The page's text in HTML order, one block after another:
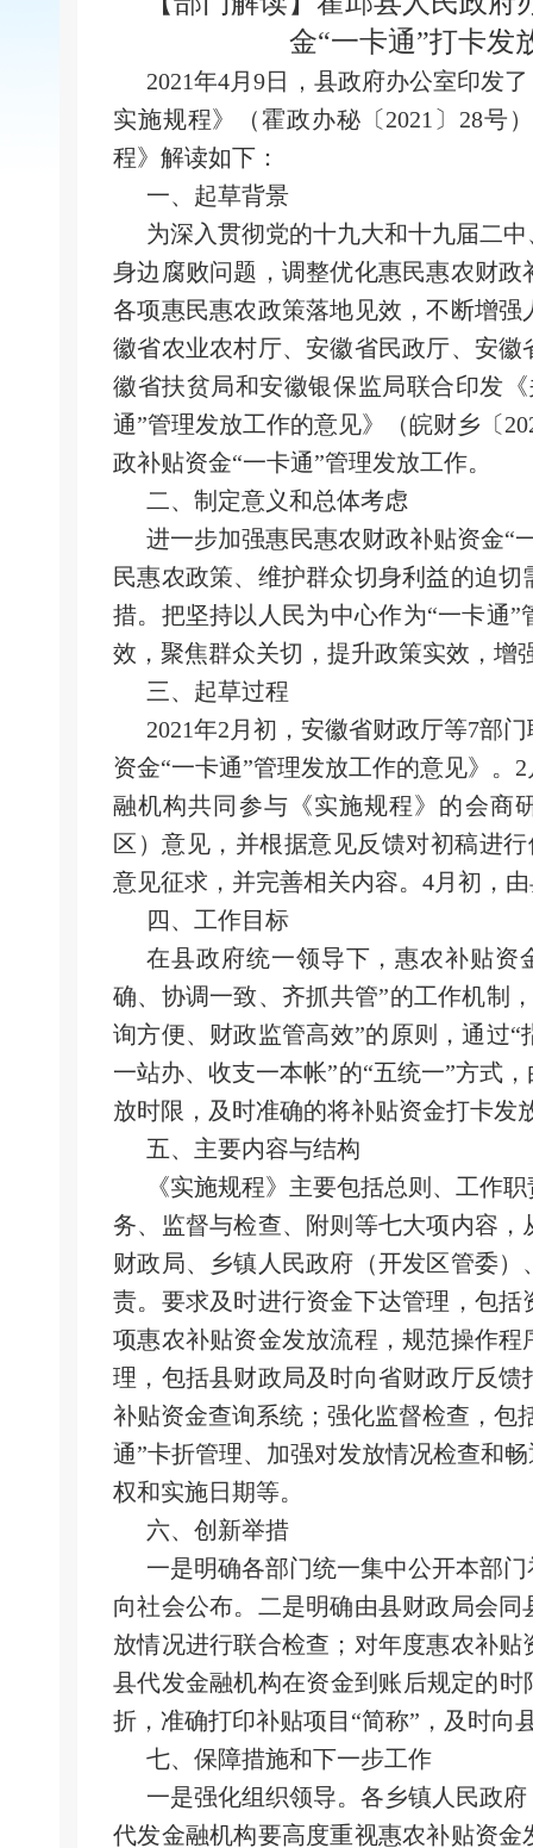
金“一卡通”打卡发
2021年4月9日，县政府办公室印发
实施规程》（霍政办秘〔2021〕28号
程》解读如下：
一、 起草背景
为深入贯彻党的十九大和十九届二
身边腐败问题，调整优化惠民惠农财
各项惠民惠农政策落地见效，不断增
徽省农业农村厅、安徽省民政厅、安
徽省扶贫局和安徽银保监局联合印发
通”管理发放工作的意见》（皖财乡〔
政补贴资金“一卡通”管理发放工作。
二、 制定意义和总体考虑
进一步加强惠民惠农财政补贴资金“
民惠农政策、维护群众切身利益的迫
措。把坚持以人民为中心作为“一卡通
效，聚焦群众关切，提升政策实效，增
三、 起草过程
2021年2月初，安徽省财政厅等7部
资金“一卡通”管理发放工作的意见》。
融机构共同参与《实施规程》的会商
区）意见，并根据意见反馈对初稿进
意见征求，并完善相关内容。4月初，
四、 工作目标
在县政府统一领导下，惠农补贴资
确、协调一致、齐抓共管”的工作机制
询方便、财政监管高效”的原则，通过
一站办、收支一本帐”的“五统一”方式
放时限，及时准确的将补贴资金打卡发
五、 主要内容与结构
《实施规程》主要包括总则、工作
务、监督与检查、附则等七大项内容
财政局、乡镇人民政府（开发区管委
责。要求及时进行资金下达管理，包
项惠农补贴资金发放流程，规范操作
理，包括县财政局及时向省财政厅反
补贴资金查询系统；强化监督检查，包
通”卡折管理、加强对发放情况检查和
权和实施日期等。
六、 创新举措
一是明确各部门统一集中公开本部
向社会公布。二是明确由县财政局会
放情况进行联合检查；对年度惠农补
县代发金融机构在资金到账后规定的
折，准确打印补贴项目“简称”，及时向
七、 保障措施和下一步工作
一是强化组织领导。各乡镇人民政
代发金融机构要高度重视惠农补贴资